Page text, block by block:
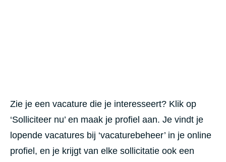
Zie je een vacature die je interesseert? Klik op
‘Solliciteer nu’ en maak je profiel aan. Je vindt je
lopende vacatures bij ‘vacaturebeheer’ in je online
profiel, en je krijgt van elke sollicitatie ook een